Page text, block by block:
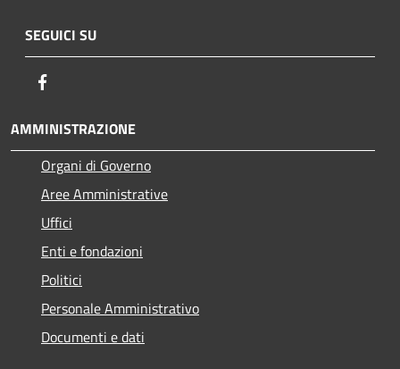
SEGUICI SU
AMMINISTRAZIONE
Organi di Governo
Aree Amministrative
Uffici
Enti e fondazioni
Politici
Personale Amministrativo
Documenti e dati